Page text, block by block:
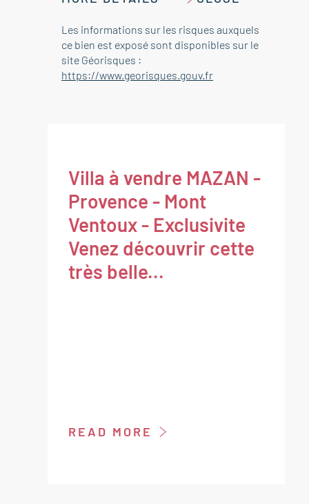
Les informations sur les risques auxquels
ce bien est exposé sont disponibles sur le
site Géorisques :
https://www.georisques.gouv.fr
Villa à vendre MAZAN -
Provence - Mont
Ventoux - Exclusivite
Venez découvrir cette
très belle...
READ MORE